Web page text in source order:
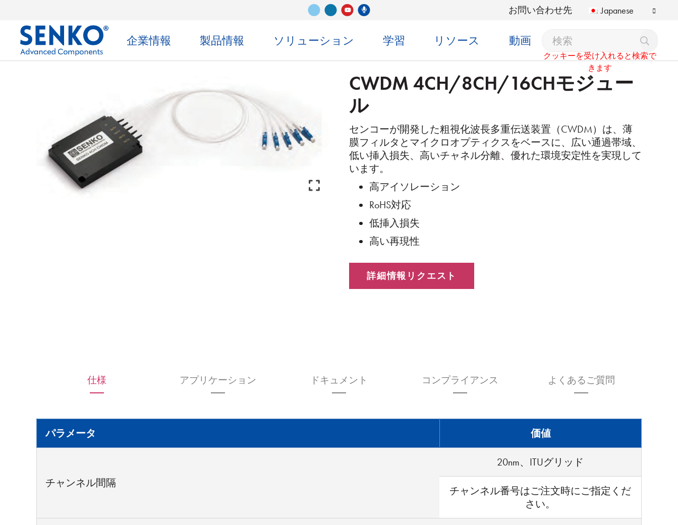
ビメオ LinkedInユーチューブセンコ・ポッドキャスト お問い合わせ先 Japanese
企業情報 製品情報 ソリューション 学習 リソース 動画
クッキーを受け入れると検索で
きます
CWDM 4CH/8CH/16CHモジュー
ル
センコーが開発した粗視化波長多重伝送装置（CWDM）は、薄
膜フィルタとマイクロオプティクスをベースに、広い通過帯域、
低い挿入損失、高いチャネル分離、優れた環境安定性を実現して
います。
高アイソレーション
RoHS対応
低挿入損失
高い再現性
詳細情報リクエスト
仕様 アプリケーション ドキュメント コンプライアンス よくあるご質問
パラメータ 価値
チャンネル間隔
20nm、ITUグリッド
チャンネル番号はご注文時にご指定くだ
さい。